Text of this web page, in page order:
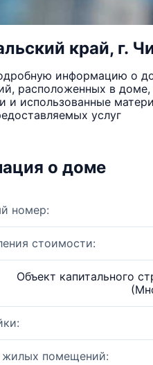
край, г.
информацию о
расположенных в доме,
и использованные
услуг
о доме
номер:
стоимости:
Объект капитального
жилых помещений: